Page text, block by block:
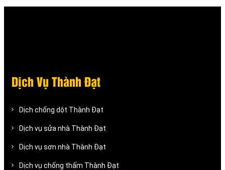
Dịch Vụ Thành Đạt
Dịch chống dột Thành Đạt
Dịch vụ sửa nhà Thành Đạt
Dịch vụ sơn nhà Thành Đạt
Dịch vụ chống thấm Thành Đạt